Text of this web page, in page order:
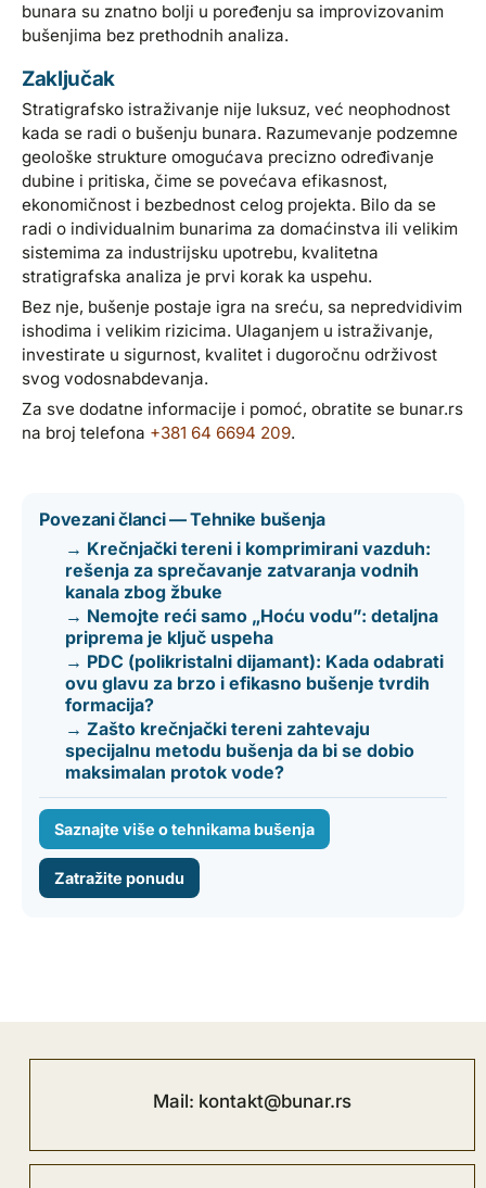
bunara su znatno bolji u poređenju sa improvizovanim
bušenjima bez prethodnih analiza.
Zaključak
Stratigrafsko istraživanje nije luksuz, već neophodnost
kada se radi o bušenju bunara. Razumevanje podzemne
geološke strukture omogućava precizno određivanje
dubine i pritiska, čime se povećava efikasnost,
ekonomičnost i bezbednost celog projekta. Bilo da se
radi o individualnim bunarima za domaćinstva ili velikim
sistemima za industrijsku upotrebu, kvalitetna
stratigrafska analiza je prvi korak ka uspehu.
Bez nje, bušenje postaje igra na sreću, sa nepredvidivim
ishodima i velikim rizicima. Ulaganjem u istraživanje,
investirate u sigurnost, kvalitet i dugoročnu održivost
svog vodosnabdevanja.
Za sve dodatne informacije i pomoć, obratite se bunar.rs
na broj telefona +381 64 6694 209.
Povezani članci — Tehnike bušenja
→ Krečnjački tereni i komprimirani vazduh:
rešenja za sprečavanje zatvaranja vodnih
kanala zbog žbuke
→ Nemojte reći samo „Hoću vodu”: detaljna
priprema je ključ uspeha
→ PDC (polikristalni dijamant): Kada odabrati
ovu glavu za brzo i efikasno bušenje tvrdih
formacija?
→ Zašto krečnjački tereni zahtevaju
specijalnu metodu bušenja da bi se dobio
maksimalan protok vode?
Saznajte više o tehnikama bušenja
Zatražite ponudu
Mail: kontakt@bunar.rs